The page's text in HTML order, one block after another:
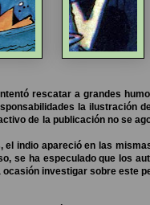
rescatar a grandes
la ilustración
de la publicación no se
indio apareció en las
se ha especulado que los
investigar sobre este